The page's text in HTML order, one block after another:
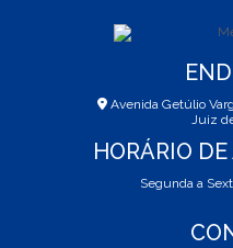
Avenida Getúlio
Juiz
HORÁRIO
Segunda a